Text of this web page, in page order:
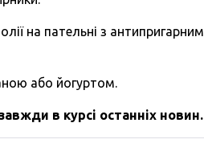
на пательні з антипригарним
або йогуртом.
в курсі останніх новин.